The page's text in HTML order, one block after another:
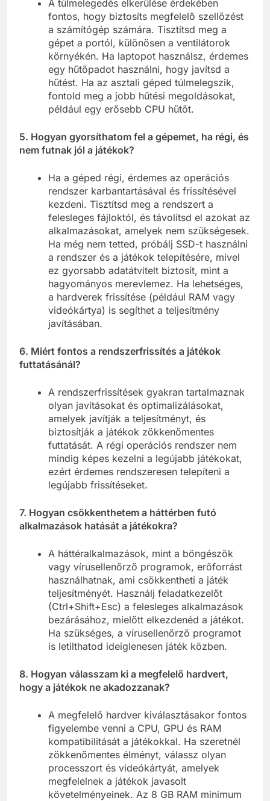
A túlmelegedés elkerülése érdekében
fontos, hogy biztosíts megfelelő szellőzést
a számítógép számára. Tisztítsd meg a
gépet a portól, különösen a ventilátorok
környékén. Ha laptopot használsz, érdemes
egy hűtőpadot használni, hogy javítsd a
hűtést. Ha az asztali géped túlmelegszik,
fontold meg a jobb hűtési megoldásokat,
például egy erősebb CPU hűtőt.
5. Hogyan gyorsíthatom fel a gépemet, ha régi, és
nem futnak jól a játékok?
Ha a géped régi, érdemes az operációs
rendszer karbantartásával és frissítésével
kezdeni. Tisztítsd meg a rendszert a
felesleges fájloktól, és távolítsd el azokat az
alkalmazásokat, amelyek nem szükségesek.
Ha még nem tetted, próbálj SSD-t használni
a rendszer és a játékok telepítésére, mivel
ez gyorsabb adatátvitelt biztosít, mint a
hagyományos merevlemez. Ha lehetséges,
a hardverek frissítése (például RAM vagy
videókártya) is segíthet a teljesítmény
javításában.
6. Miért fontos a rendszerfrissítés a játékok
futtatásánál?
A rendszerfrissítések gyakran tartalmaznak
olyan javításokat és optimalizálásokat,
amelyek javítják a teljesítményt, és
biztosítják a játékok zökkenőmentes
futtatását. A régi operációs rendszer nem
mindig képes kezelni a legújabb játékokat,
ezért érdemes rendszeresen telepíteni a
legújabb frissítéseket.
7. Hogyan csökkenthetem a háttérben futó
alkalmazások hatását a játékokra?
A háttéralkalmazások, mint a böngészők
vagy vírusellenőrző programok, erőforrást
használhatnak, ami csökkentheti a játék
teljesítményét. Használj feladatkezelőt
(Ctrl+Shift+Esc) a felesleges alkalmazások
bezárásához, mielőtt elkezdenéd a játékot.
Ha szükséges, a vírusellenőrző programot
is letilthatod ideiglenesen játék közben.
8. Hogyan válasszam ki a megfelelő hardvert,
hogy a játékok ne akadozzanak?
A megfelelő hardver kiválasztásakor fontos
figyelembe venni a CPU, GPU és RAM
kompatibilitását a játékokkal. Ha szeretnél
zökkenőmentes élményt, válassz olyan
processzort és videókártyát, amelyek
megfelelnek a játékok javasolt
követelményeinek. Az 8 GB RAM minimum